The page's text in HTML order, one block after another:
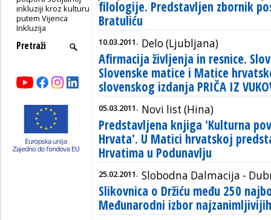
inkluziji kroz kulturu
putem Vijenca
Inkluzija
filologije. Predstavljen zbornik
Bratuliću
10.03.2011. Delo (Ljubljana)
Afirmacija življenja in resnice.
Slovenske matice i Matice
slovenskog izdanja PRIČA IZ
05.03.2011. Novi list (Hina)
Predstavljena knjiga 'Kulturna
Hrvata'. U Matici hrvatskoj
Hrvatima u Podunavlju
25.02.2011. Slobodna Dalmacija -
Slikovnica o Držiću među 250
Međunarodni izbor